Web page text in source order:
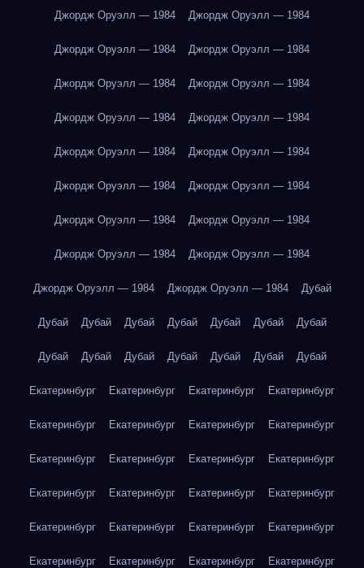
Джордж Оруэлл — 1984 Джордж Оруэлл — 1984
Джордж Оруэлл — 1984 Джордж Оруэлл — 1984
Джордж Оруэлл — 1984 Джордж Оруэлл — 1984
Джордж Оруэлл — 1984 Джордж Оруэлл — 1984
Джордж Оруэлл — 1984 Джордж Оруэлл — 1984
Джордж Оруэлл — 1984 Джордж Оруэлл — 1984
Джордж Оруэлл — 1984 Джордж Оруэлл — 1984
Джордж Оруэлл — 1984 Джордж Оруэлл — 1984
Джордж Оруэлл — 1984 Джордж Оруэлл — 1984 Дубай
Дубай Дубай Дубай Дубай Дубай Дубай Дубай
Дубай Дубай Дубай Дубай Дубай Дубай Дубай
Екатеринбург Екатеринбург Екатеринбург Екатеринбург
Екатеринбург Екатеринбург Екатеринбург Екатеринбург
Екатеринбург Екатеринбург Екатеринбург Екатеринбург
Екатеринбург Екатеринбург Екатеринбург Екатеринбург
Екатеринбург Екатеринбург Екатеринбург Екатеринбург
Екатеринбург Екатеринбург Екатеринбург Екатеринбург